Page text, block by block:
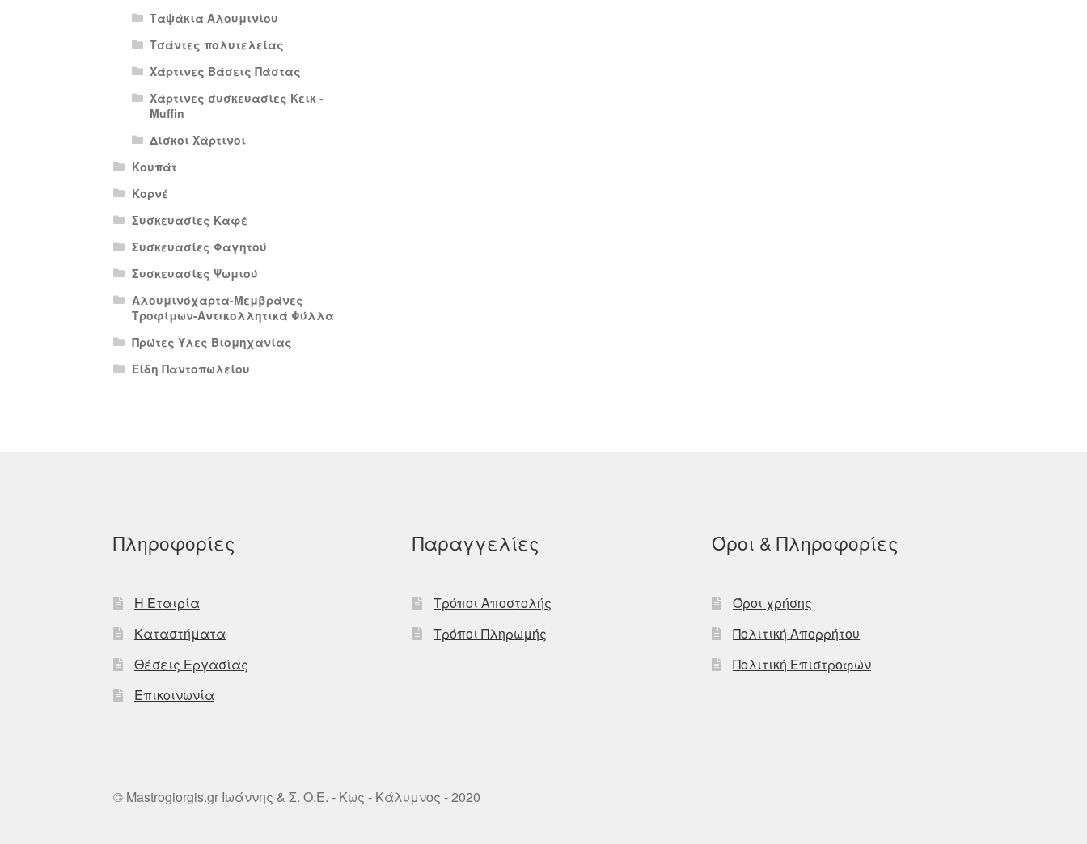
Ταψάκια Αλουμινίου
Τσάντες πολυτελείας
Χάρτινες Βάσεις Πάστας
Χάρτινες συσκευασίες Κεικ -
Muffin
Δίσκοι Χάρτινοι
Κουπάτ
Κορνέ
Συσκευασίες Καφέ
Συσκευασίες Φαγητού
Συσκευασίες Ψωμιού
Αλουμινόχαρτα-Μεμβράνες
Τροφίμων-Αντικολλητικά Φύλλα
Πρώτες Ύλες Βιομηχανίας
Είδη Παντοπωλείου
Πληροφορίες
Η Εταιρία
Καταστήματα
Θέσεις Εργασίας
Επικοινωνία
Παραγγελίες
Τρόποι Αποστολής
Τρόποι Πληρωμής
Όροι & Πληροφορίες
Όροι χρήσης
Πολιτική Απορρήτου
Πολιτική Επιστροφών
© Mastrogiorgis.gr Ιωάννης & Σ. Ο.Ε. - Κως - Κάλυμνος - 2020